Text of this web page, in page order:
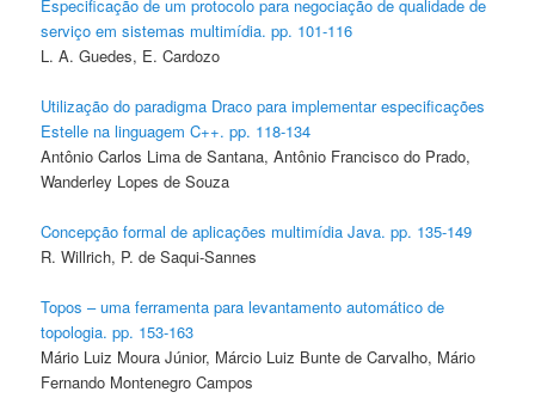
Especificação de um protocolo para negociação de qualidade de
serviço em sistemas multimídia. pp. 101-116
L. A. Guedes, E. Cardozo
Utilização do paradigma Draco para implementar especificações
Estelle na linguagem C++. pp. 118-134
Antônio Carlos Lima de Santana, Antônio Francisco do Prado,
Wanderley Lopes de Souza
Concepção formal de aplicações multimídia Java. pp. 135-149
R. Willrich, P. de Saqui-Sannes
Topos – uma ferramenta para levantamento automático de
topologia. pp. 153-163
Mário Luiz Moura Júnior, Márcio Luiz Bunte de Carvalho, Mário
Fernando Montenegro Campos